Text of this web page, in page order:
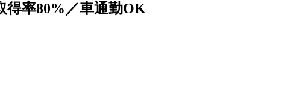
得率80%／車通勤OK